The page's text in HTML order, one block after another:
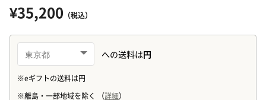
¥35,200 （税込）